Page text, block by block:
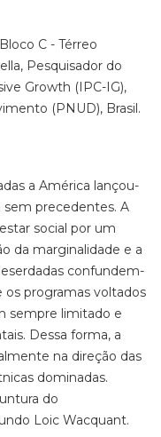
C - Térreo
Pesquisador do
Growth (IPC-IG),
(PNUD), Brasil.
a América lançou-
sem precedentes. A
social por um
da marginalidade e a
confundem-
os programas voltados
sempre limitado e
Dessa forma, a
na direção das
dominadas.
do
Loic Wacquant.